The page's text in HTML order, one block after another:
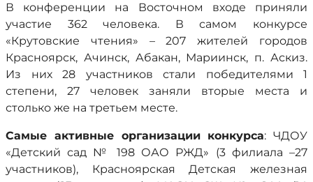
В конференции на Восточном входе приняли
участие 362 человека. В самом конкурсе
«Крутовские чтения» – 207 жителей городов
Красноярск, Ачинск, Абакан, Мариинск, п. Аскиз.
Из них 28 участников стали победителями 1
степени, 27 человек заняли вторые места и
столько же на третьем месте.
Самые активные организации конкурса: ЧДОУ
«Детский сад № 198 ОАО РЖД» (3 филиала –27
участников), Красноярская Детская железная